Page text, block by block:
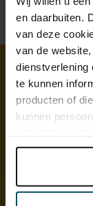
en daarbuiten.
van deze
van de
dienstverlening
te kunnen
producten of
kunnen
onder
Lees onze
Ontdek